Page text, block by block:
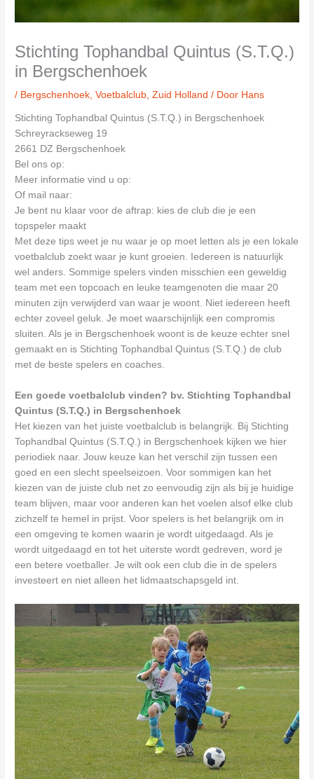
Stichting Tophandbal Quintus (S.T.Q.)
in Bergschenhoek
/ Bergschenhoek ,Voetbalclub ,Zuid Holland / Door Hans
Stichting Tophandbal Quintus (S.T.Q.) in Bergschenhoek
Schreyrackseweg 19
2661 DZ Bergschenhoek
Bel ons op:
Meer informatie vind u op:
Of mail naar:
Je bent nu klaar voor de aftrap: kies de club die je een
topspeler maakt
Met deze tips weet je nu waar je op moet letten als je een lokale
voetbalclub zoekt waar je kunt groeien. Iedereen is natuurlijk
wel anders. Sommige spelers vinden misschien een geweldig
team met een topcoach en leuke teamgenoten die maar 20
minuten zijn verwijderd van waar je woont. Niet iedereen heeft
echter zoveel geluk. Je moet waarschijnlijk een compromis
sluiten. Als je in Bergschenhoek woont is de keuze echter snel
gemaakt en is Stichting Tophandbal Quintus (S.T.Q.) de club
met de beste spelers en coaches.
Een goede voetbalclub vinden? bv. Stichting Tophandbal
Quintus (S.T.Q.) in Bergschenhoek
Het kiezen van het juiste voetbalclub is belangrijk. Bij Stichting
Tophandbal Quintus (S.T.Q.) in Bergschenhoek kijken we hier
periodiek naar. Jouw keuze kan het verschil zijn tussen een
goed en een slecht speelseizoen. Voor sommigen kan het
kiezen van de juiste club net zo eenvoudig zijn als bij je huidige
team blijven, maar voor anderen kan het voelen alsof elke club
zichzelf te hemel in prijst. Voor spelers is het belangrijk om in
een omgeving te komen waarin je wordt uitgedaagd. Als je
wordt uitgedaagd en tot het uiterste wordt gedreven, word je
een betere voetballer. Je wilt ook een club die in de spelers
investeert en niet alleen het lidmaatschapsgeld int.